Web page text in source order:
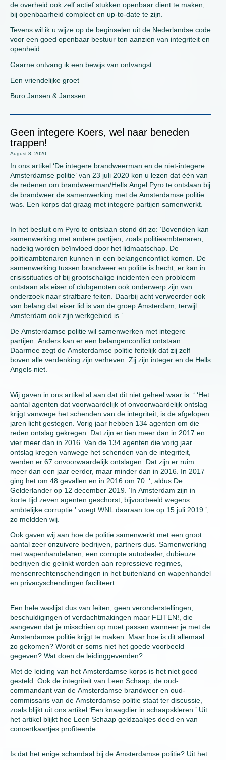
de overheid ook zelf actief stukken openbaar dient te maken,
bij openbaarheid compleet en up-to-date te zijn.
Tevens wil ik u wijze op de beginselen uit de Nederlandse code
voor een goed openbaar bestuur ten aanzien van integriteit en
openheid.
Gaarne ontvang ik een bewijs van ontvangst.
Een vriendelijke groet
Buro Jansen & Janssen
Geen integere Koers, wel naar beneden
trappen!
August 8, 2020
In ons artikel ‘De integere brandweerman en de niet-integere
Amsterdamse politie’ van 23 juli 2020 kon u lezen dat één van
de redenen om brandweerman/Hells Angel Pyro te ontslaan bij
de brandweer de samenwerking met de Amsterdamse politie
was. Een korps dat graag met integere partijen samenwerkt.
In het besluit om Pyro te ontslaan stond dit zo: ‘Bovendien kan
samenwerking met andere partijen, zoals politieambtenaren,
nadelig worden beïnvloed door het lidmaatschap. De
politieambtenaren kunnen in een belangenconflict komen. De
samenwerking tussen brandweer en politie is hecht; er kan in
crisissituaties of bij grootschalige incidenten een probleem
ontstaan als eiser of clubgenoten ook onderwerp zijn van
onderzoek naar strafbare feiten. Daarbij acht verweerder ook
van belang dat eiser lid is van de groep Amsterdam, terwijl
Amsterdam ook zijn werkgebied is.’
De Amsterdamse politie wil samenwerken met integere
partijen. Anders kan er een belangenconflict ontstaan.
Daarmee zegt de Amsterdamse politie feitelijk dat zij zelf
boven alle verdenking zijn verheven. Zij zijn integer en de Hells
Angels niet.
Wij gaven in ons artikel al aan dat dit niet geheel waar is. ‘ ‘Het
aantal agenten dat voorwaardelijk of onvoorwaardelijk ontslag
krijgt vanwege het schenden van de integriteit, is de afgelopen
jaren licht gestegen. Vorig jaar hebben 134 agenten om die
reden ontslag gekregen. Dat zijn er tien meer dan in 2017 en
vier meer dan in 2016. Van de 134 agenten die vorig jaar
ontslag kregen vanwege het schenden van de integriteit,
werden er 67 onvoorwaardelijk ontslagen. Dat zijn er ruim
meer dan een jaar eerder, maar minder dan in 2016. In 2017
ging het om 48 gevallen en in 2016 om 70. ‘, aldus De
Gelderlander op 12 december 2019. ‘In Amsterdam zijn in
korte tijd zeven agenten geschorst, bijvoorbeeld wegens
ambtelijke corruptie.’ voegt WNL daaraan toe op 15 juli 2019.’,
zo meldden wij.
Ook gaven wij aan hoe de politie samenwerkt met een groot
aantal zeer onzuivere bedrijven, partners dus. Samenwerking
met wapenhandelaren, een corrupte autodealer, dubieuze
bedrijven die gelinkt worden aan repressieve regimes,
mensenrechtenschendingen in het buitenland en wapenhandel
en privacyschendingen faciliteert.
Een hele waslijst dus van feiten, geen veronderstellingen,
beschuldigingen of verdachtmakingen maar FEITEN!, die
aangeven dat je misschien op moet passen wanneer je met de
Amsterdamse politie krijgt te maken. Maar hoe is dit allemaal
zo gekomen? Wordt er soms niet het goede voorbeeld
gegeven? Wat doen de leidinggevenden?
Met de leiding van het Amsterdamse korps is het niet goed
gesteld. Ook de integriteit van Leen Schaap, de oud-
commandant van de Amsterdamse brandweer en oud-
commissaris van de Amsterdamse politie staat ter discussie,
zoals blijkt uit ons artikel ‘Een knaagdier in schaapskleren.’ Uit
het artikel blijkt hoe Leen Schaap geldzaakjes deed en van
concertkaartjes profiteerde.
Is dat het enige schandaal bij de Amsterdamse politie? Uit het